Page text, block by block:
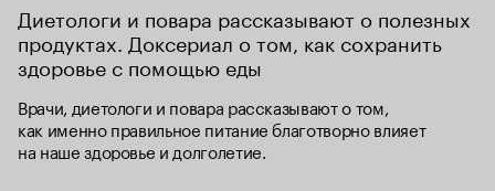
Диетологи и повара рассказывают о полезных
продуктах. Доксериал о том, как сохранить
здоровье с помощью еды
Врачи, диетологи и повара рассказывают о том,
как именно правильное питание благотворно влияет
на наше здоровье и долголетие.